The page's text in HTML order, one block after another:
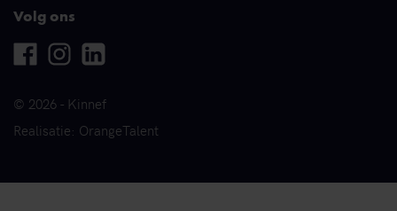
Volg ons
Facebook
InstagramLinkedin
© 2026 - Kinnef
Realisatie: OrangeTalent